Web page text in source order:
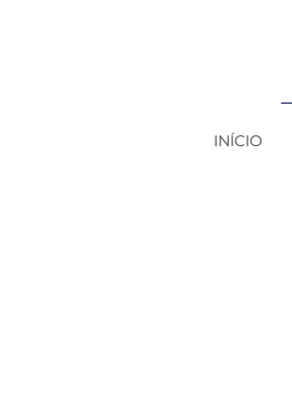
INÍCIO